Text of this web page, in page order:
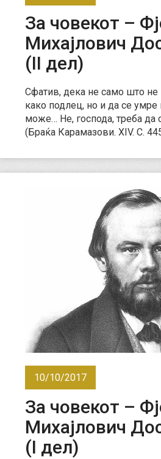
За човекот –
Михајлович
(II дел)
Сфатив, дека не само што
како подлец, но и да се умрe
може… Не, господа, треба да
(Браќа Карамазови. XIV. С.
10/10/2017
За човекот –
Михајлович
(I дел)